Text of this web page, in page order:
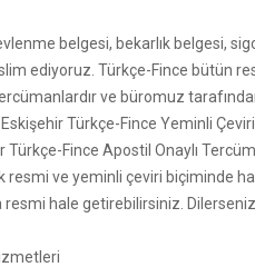
belgesi, bekarlık belgesi,
ediyoruz. Türkçe-Fince bütün
ve büromuz
Türkçe-Fince Yeminli
Türkçe-Fince Apostil Onaylı
ve yeminli çeviri biçiminde
hale getirebilirsiniz.